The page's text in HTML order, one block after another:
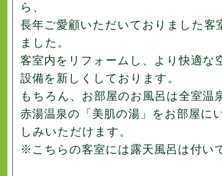
ら、
長年ご愛顧いただいておりました客
ました。
客室内をリフォームし、より快適な
設備を新しくしております。
もちろん、お部屋のお風呂は全室温
赤湯温泉の「美肌の湯」をお部屋に
しみいただけます。
※こちらの客室には露天風呂は付い